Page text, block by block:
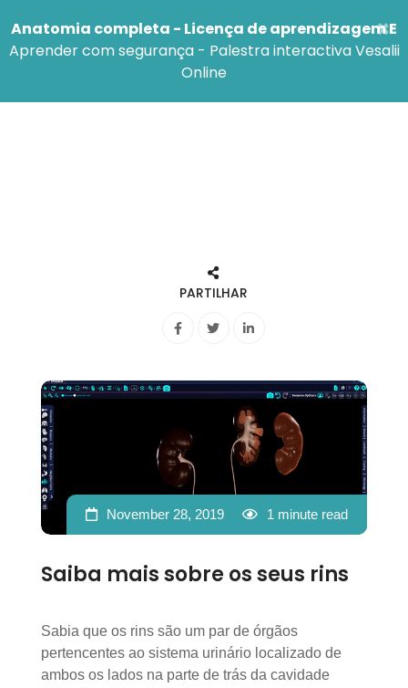
Anatomia completa - Licença de aprendizagem E
Aprender com segurança - Palestra interactiva Vesalii
Online
×
PARTILHAR
November 28, 2019 1 minute read
Saiba mais sobre os seus rins
Sabia que os rins são um par de órgãos
pertencentes ao sistema urinário localizado de
ambos os lados na parte de trás da cavidade